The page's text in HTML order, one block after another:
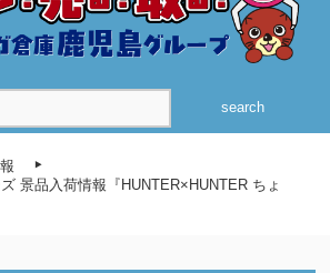
search
景品入荷情報『HUNTER×HUNTER ちょ